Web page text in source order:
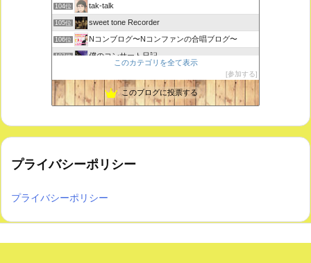
104位 tak-talk
105位 sweet tone Recorder
106位 Nコンブログ〜Nコンファンの合唱ブログ〜
107位 僕のコンサート日記
江南 永正寺 コンサート・イベント・行事のお知らせ
109位 ＶＩＮＹＬ ＪＵＮＫＹ
このカテゴリを全て表示
参加する
このブログに投票する
プライバシーポリシー
プライバシーポリシー